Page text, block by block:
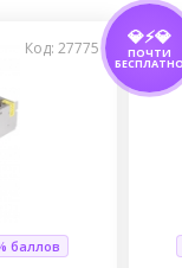
Код: 27775
баллов
💎⚡💎
ПОЧТИ
БЕСПЛАТНО